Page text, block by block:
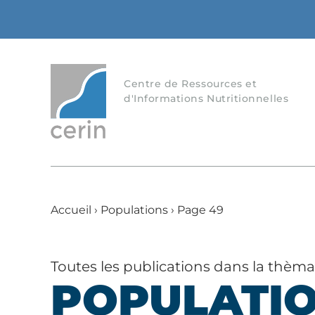
Centre de Ressources et
d'Informations Nutritionnelles
Accueil › Populations › Page 49
Toutes les publications dans la